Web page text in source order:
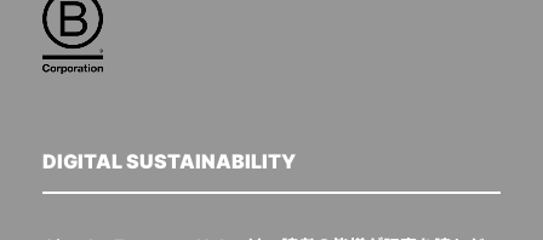
DIGITAL SUSTAINABILITY